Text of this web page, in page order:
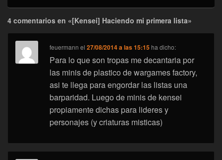
4 comentarios en «[Kensei] Haciendo mi primera lista»
feuermann el27/08/2014 a las 15:15 ha dicho:
Para lo que son tropas me decantaria por
las minis de plastico de wargames factory,
asi te llega para engordar las listas una
barparidad. Luego de minis de kensei
propiamente dichas para lideres y
personajes (y criaturas misticas)